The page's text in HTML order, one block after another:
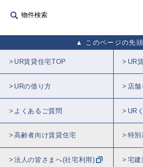
物件検索
このページの先
UR賃貸住宅TOP UR
URの借り方 店
よくあるご質問 UR
高齢者向け賃貸住宅 特別
法人の皆さまへ(社宅利用) 宅建